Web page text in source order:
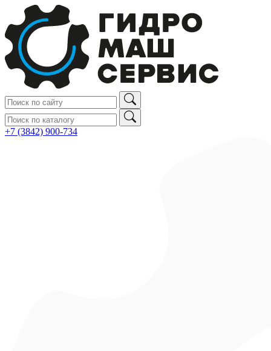
+7 (3842) 900‑734